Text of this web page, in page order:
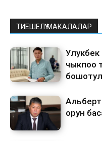
ТИЕШЕЛҮҮ МАКАЛАЛАР
Улукбек
чыкпоо
орун